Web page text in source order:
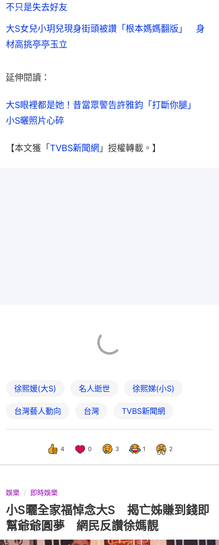
不只是失去好友
大S女兒小玥兒現身街頭被讚「根本媽媽翻版」 身
材高挑亭亭玉立
延伸閱讀：
大S眼裡都是她！昔當眾警告許雅鈞「打斷你腿」
小S曬照片心碎
【本文獲「TVBS新聞網 」授權轉載。】
徐熙媛(大S) 名人逝世 徐熙娣(小S)
台灣藝人動向 台灣 TVBS新聞網
4 0 3 1 2
娛樂 即時娛樂
小S曬全家福悼念大S 揭亡姊賺到錢即
幫爺爺圓夢 網民反讚徐媽靚